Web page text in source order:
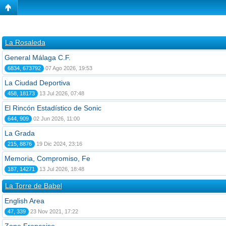
La Rosaleda
General Málaga C.F.
6834, 673792 07 Ago 2026, 19:53
La Ciudad Deportiva
458, 18173 13 Jul 2026, 07:48
El Rincón Estadístico de Sonic
644, 909 02 Jun 2026, 11:00
La Grada
215, 8876 19 Dic 2024, 23:16
Memoria, Compromiso, Fe
187, 14271 13 Jul 2026, 18:48
La Torre de Babel
English Area
47, 339 23 Nov 2021, 17:22